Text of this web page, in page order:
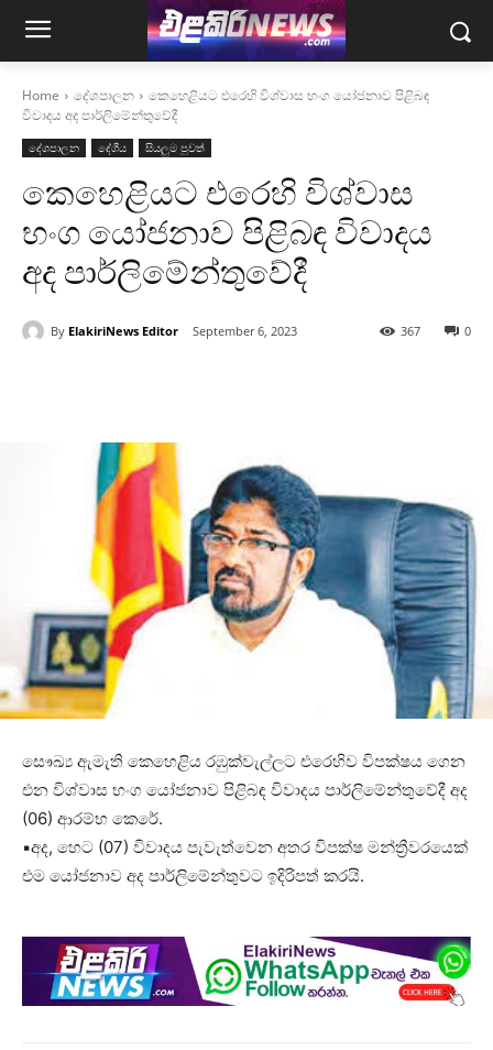
Home දේශපාලන
කෙහෙළියට එරෙහි විශ්වාස භංග යෝජනාව පිළිබඳ
විවාදය අද පාර්ලිමේන්තුවේදී
දේශපාලන දේශීය සියලුම පුවත්
කෙහෙළියට එරෙහි විශ්වාස
භංග යෝජනාව පිළිබඳ විවාදය
අද පාර්ලිමේන්තුවේදී
By ElakiriNews Editor September 6, 2023 0
367
සෞඛ්‍ය ඇමැති කෙහෙළිය රඹුක්වැල්ලට එරෙහිව විපක්ෂය ගෙන
එන විශ්වාස භංග යෝජනාව පිළිබඳ විවාදය පාර්ලිමේන්තුවේදී අද
(06) ආරම්භ කෙරේ.
▪️අද, හෙට (07) විවාදය පැවැත්වෙන අතර විපක්ෂ මන්ත්‍රීවරයෙක්
එම යෝජනාව අද පාර්ලිමේන්තුවට ඉදිරිපත් කරයි.